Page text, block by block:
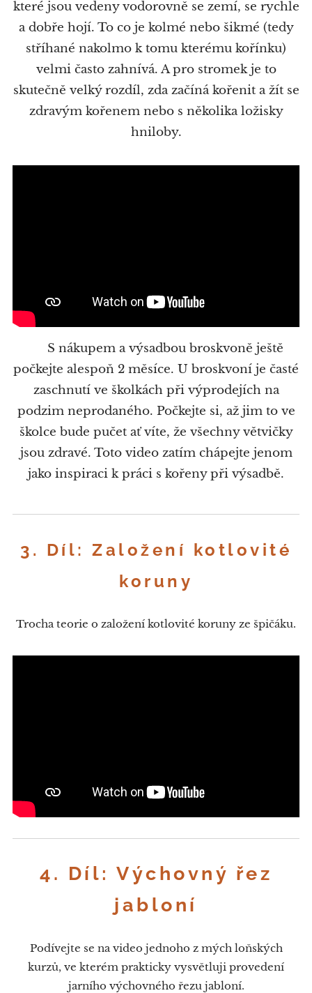
které jsou vedeny vodorovně se zemí, se rychle
a dobře hojí. To co je kolmé nebo šikmé (tedy
stříhané nakolmo k tomu kterému kořínku)
velmi často zahnívá. A pro stromek je to
skutečně velký rozdíl, zda začíná kořenit a žít se
zdravým kořenem nebo s několika ložisky
hniloby.
🧩 S nákupem a výsadbou broskvoně ještě
počkejte alespoň 2 měsíce. U broskvoní je časté
zaschnutí ve školkách při výprodejích na
podzim neprodaného. Počkejte si, až jim to ve
školce bude pučet ať víte, že všechny větvičky
jsou zdravé. Toto video zatím chápejte jenom
jako inspiraci k práci s kořeny při výsadbě.
3. Díl: Založení kotlovité
koruny
Trocha teorie o založení kotlovité koruny ze špičáku.
4. Díl: Výchovný řez
jabloní
Podívejte se na video jednoho z mých loňských
kurzů, ve kterém prakticky vysvětluji provedení
jarního výchovného řezu jabloní.